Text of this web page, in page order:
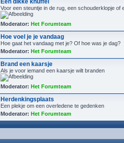
Een dikke knuffel
Voor een steuntje in de rug, een schouderklopje of
Moderator: Het Forumteam
Hoe voel je je vandaag
Hoe gaat het vandaag met je? Of hoe was je dag?
Moderator: Het Forumteam
Brand een kaarsje
Als je voor iemand een kaarsje wilt branden
Moderator: Het Forumteam
Herdenkingsplaats
Een plekje om een overledene te gedenken
Moderator: Het Forumteam